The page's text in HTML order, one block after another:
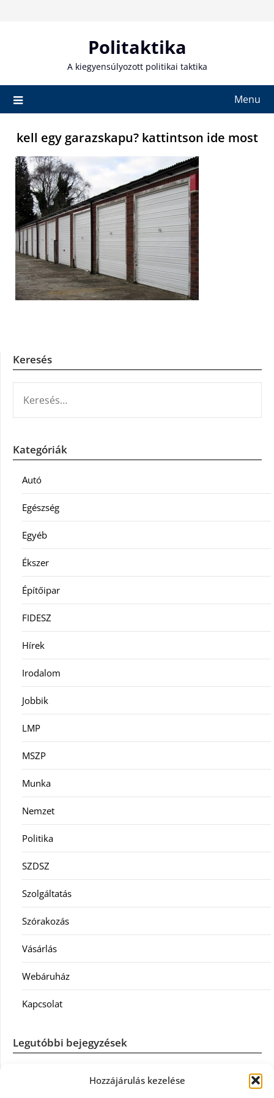
Hozzájárulás kezelése
Politaktika
A kiegyensúlyozott politikai taktika
Menu
kell egy garazskapu? kattintson ide most
Keresés
Kategóriák
Autó
Egészség
Egyéb
Ékszer
Építőipar
FIDESZ
Hírek
Irodalom
Jobbik
LMP
MSZP
Munka
Nemzet
Politika
SZDSZ
Szolgáltatás
Szórakozás
Vásárlás
Webáruház
Kapcsolat
Legutóbbi bejegyzések
Casco szélvédőcsere: mikor éri meg a biztosítást igénybe